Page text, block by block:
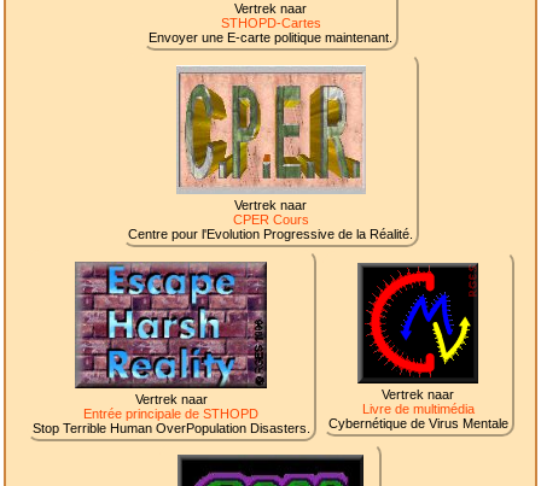
Vertrek naar
STHOPD-Cartes
Envoyer une E-carte politique maintenant.
Vertrek naar
CPER Cours
Centre pour l'Evolution Progressive de la Réalité.
Vertrek naar
Entrée principale de STHOPD
Stop Terrible Human OverPopulation Disasters.
Vertrek naar
Livre de multimédia
Cybernétique de Virus Mentale